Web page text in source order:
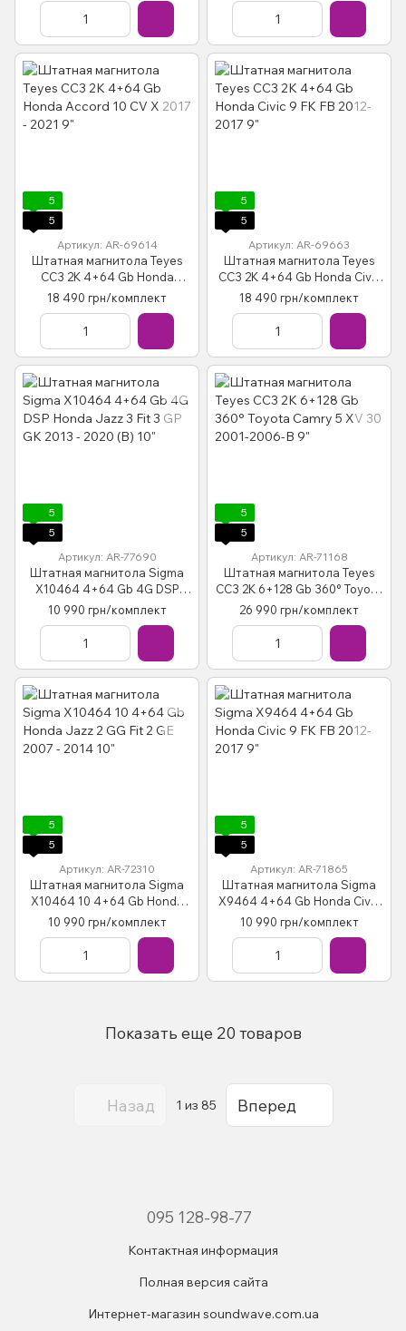
5
5
Артикул: AR-69614
Штатная магнитола Teyes
CC3 2K 4+64 Gb Honda
Accord 10 CV X 2017 - 2021 9"
18 490 грн/комплект
5
5
Артикул: AR-69663
Штатная магнитола Teyes
CC3 2K 4+64 Gb Honda Civic
9 FK FB 2012-2017 9"
18 490 грн/комплект
5
5
Артикул: AR-77690
Штатная магнитола Sigma
X10464 4+64 Gb 4G DSP
Honda Jazz 3 Fit 3 GP GK
2013 - 2020 (B) 10"
10 990 грн/комплект
5
5
Артикул: AR-71168
Штатная магнитола Teyes
CC3 2K 6+128 Gb 360° Toyota
Camry 5 XV 30 2001-2006-B
26 990 грн/комплект
5
5
Артикул: AR-72310
Штатная магнитола Sigma
X10464 10 4+64 Gb Honda
Jazz 2 GG Fit 2 GE 2007 - 2014
10"
10 990 грн/комплект
5
5
Артикул: AR-71865
Штатная магнитола Sigma
X9464 4+64 Gb Honda Civic
9 FK FB 2012-2017 9"
10 990 грн/комплект
Показать еще 20 товаров
Назад 1 из 85 Вперед
095 128-98-77
Контактная информация
Полная версия сайта
Интернет-магазин soundwave.com.ua